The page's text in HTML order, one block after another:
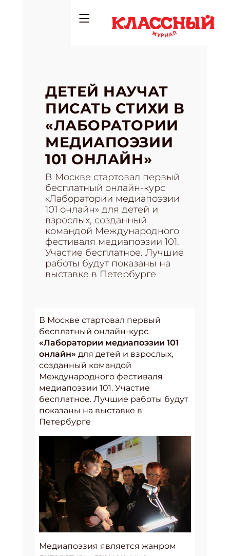
ДЕТЕЙ НАУЧАТ
ПИСАТЬ СТИХИ В
«ЛАБОРАТОРИИ
МЕДИАПОЭЗИИ
101 ОНЛАЙН»
В Москве стартовал первый
бесплатный онлайн-курс
«Лаборатории медиапоэзии
101 онлайн» для детей и
взрослых, созданный
командой Международного
фестиваля медиапоэзии 101.
Участие бесплатное. Лучшие
работы будут показаны на
выставке в Петербурге
В Москве стартовал первый
бесплатный онлайн-курс
«Лаборатории медиапоэзии 101
онлайн» для детей и взрослых,
созданный командой
Международного фестиваля
медиапоэзии 101. Участие
бесплатное. Лучшие работы будут
показаны на выставке в
Петербурге
Медиапоэзия является жанром